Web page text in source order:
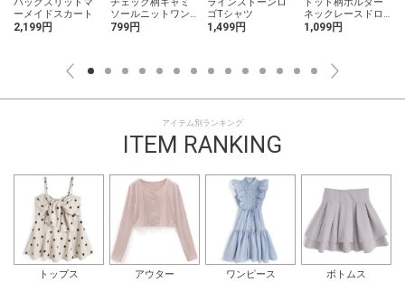
バックスリットマ
ーメイドスカート
2,199円
チェック柄キャミ
ソールニットワン
ピース
799円
ラインストーンロ
ゴTシャツ
1,499円
ドット柄ホルター
ネックレースドロ
ストトップス
1,099円
アイテム別ランキング
ITEM RANKING
トップス アウター ワンピース ボトムス